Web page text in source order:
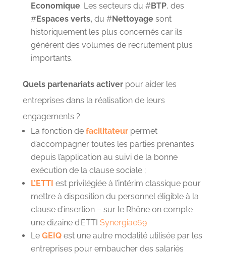
Economique. Les secteurs du #BTP, des
#Espaces verts, du #Nettoyagesont
historiquement les plus concernés car ils
génèrent des volumes de recrutement plus
importants.
Quels partenariats activerpour aider les
entreprises dans la réalisation de leurs
engagements ?
La fonction de facilitateurpermet
d’accompagner toutes les parties prenantes
depuis l’application au suivi de la bonne
exécution de la clause sociale ;
L’ETTI est privilégiée à l’intérim classique pour
mettre à disposition du personnel éligible à la
clause d’insertion – sur le Rhône on compte
une dizaine d’ETTI Synergiae69
Le GEIQest une autre modalité utilisée par les
entreprises pour embaucher des salariés